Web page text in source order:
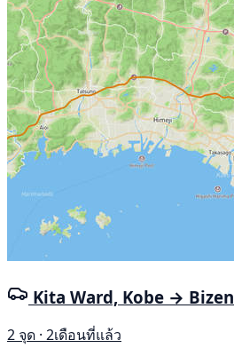
Kita Ward, Kobe → Bizen
2 จุด · 2เดือนที่แล้ว